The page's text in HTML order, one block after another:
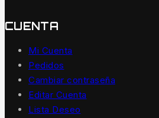
CUENTA
Mi Cuenta
Pedidos
Cambiar contraseña
Editar Cuenta
Lista Deseo